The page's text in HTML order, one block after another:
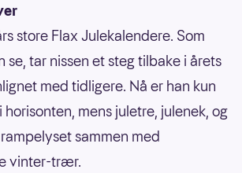
store Flax Julekalendere. Som
se, tar nissen et steg tilbake i årets
med tidligere. Nå er han kun
mens juletre, julenek, og
sammen med
vinter-trær.